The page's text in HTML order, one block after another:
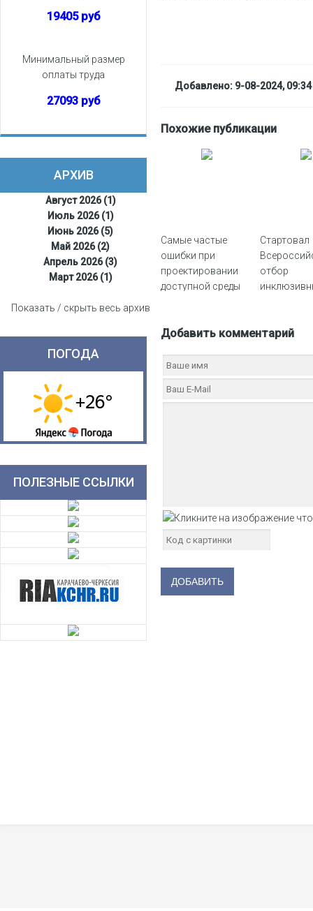
19405 руб
Минимальный размер
оплаты труда
27093 руб
АРХИВ
Август 2026 (1)
Июль 2026 (1)
Июнь 2026 (5)
Май 2026 (2)
Апрель 2026 (3)
Март 2026 (1)
Показать / скрыть весь архив
ПОГОДА
ПОЛЕЗНЫЕ ССЫЛКИ
Добавлено: 9-08-2024, 09:34
Похожие публикации
Самые частые
ошибки при
проектировании
доступной среды
Стартовал
отбор
Добавить комментарий